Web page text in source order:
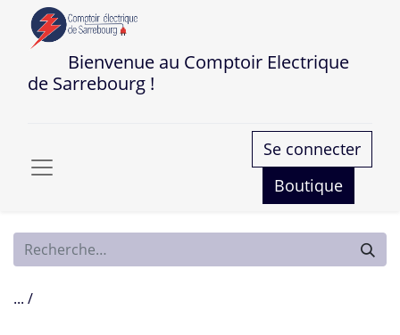
Bienvenue au Comptoir Electrique
de Sarrebourg !
Se connecter
Boutique
... /